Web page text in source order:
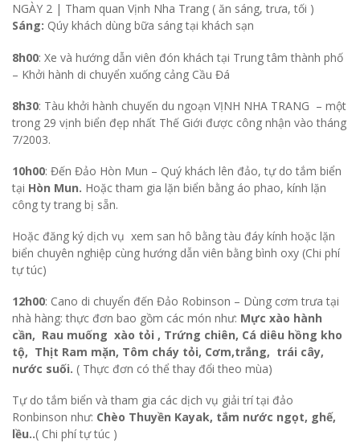
NGÀY 2 | Tham quan Vịnh Nha Trang ( ăn sáng, trưa, tối )
Sáng: Qúy khách dùng bữa sáng tại khách sạn
8h00: Xe và hướng dẫn viên đón khách tại Trung tâm thành phố
– Khởi hành di chuyển xuống cảng Cầu Đá
8h30: Tàu khởi hành chuyến du ngoạn VỊNH NHA TRANG – một
trong 29 vịnh biển đẹp nhất Thế Giới được công nhận vào tháng
7/2003.
10h00: Đến Đảo Hòn Mun – Quý khách lên đảo, tự do tắm biển
tại Hòn Mun. Hoặc tham gia lặn biển bằng áo phao, kính lặn
công ty trang bị sẵn.
Hoặc đăng ký dịch vụ xem san hô bằng tàu đáy kính hoặc lặn
biển chuyên nghiệp cùng hướng dẫn viên bằng bình oxy (Chi phí
tự túc)
12h00: Cano di chuyển đến Đảo Robinson – Dùng cơm trưa tại
nhà hàng: thực đơn bao gồm các món như: Mực xào hành
cần, Rau muống xào tỏi , Trứng chiên, Cá diêu hồng kho
tộ, Thịt Ram mặn, Tôm cháy tỏi, Cơm,trắng, trái cây,
nước suối. ( Thực đơn có thể thay đổi theo mùa)
Tự do tắm biển và tham gia các dịch vụ giải trí tại đảo
Ronbinson như: Chèo Thuyền Kayak, tắm nước ngọt, ghế,
lều..( Chi phí tự túc )